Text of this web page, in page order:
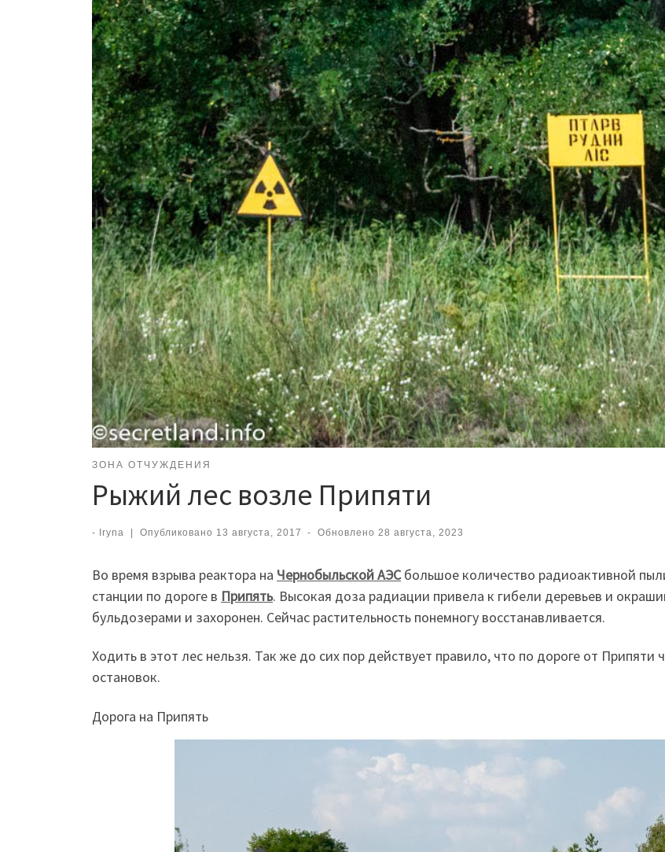
ЗОНА ОТЧУЖДЕНИЯ
Рыжий лес возле Припяти
- Iryna | Опубликовано 13 августа, 2017 - Обновлено 28 августа, 2023
Во время взрыва реактора на Чернобыльской АЭСбольшое количество радиоактивной
станции по дороге в Припять. Высокая доза радиации привела к гибели деревьев и
бульдозерами и захоронен. Сейчас растительность понемногу восстанавливается.
Ходить в этот лес нельзя. Так же до сих пор действует правило, что по дороге от
остановок.
Дорога на Припять